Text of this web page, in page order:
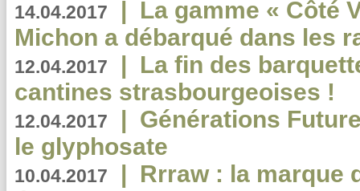
14.04.2017 | La gamme « Côté
Michon a débarqué dans les
12.04.2017 | La fin des
cantines strasbourgeoises !
12.04.2017 | Générations
le glyphosate
10.04.2017 | Rrraw : la marque